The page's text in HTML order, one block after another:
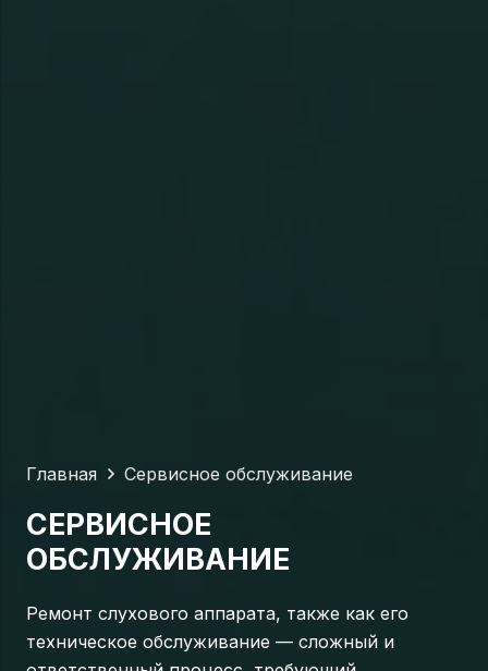
Главная Сервисное обслуживание
СЕРВИСНОЕ
ОБСЛУЖИВАНИЕ
Ремонт слухового аппарата, также как его
техническое обслуживание — сложный и